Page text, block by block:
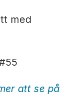
med
att se på